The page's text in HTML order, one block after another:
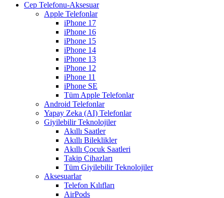
Cep Telefonu-Aksesuar
Apple Telefonlar
iPhone 17
iPhone 16
iPhone 15
iPhone 14
iPhone 13
iPhone 12
iPhone 11
iPhone SE
Tüm Apple Telefonlar
Android Telefonlar
Yapay Zeka (AI) Telefonlar
Giyilebilir Teknolojiler
Akıllı Saatler
Akıllı Bileklikler
Akıllı Çocuk Saatleri
Takip Cihazları
Tüm Giyilebilir Teknolojiler
Aksesuarlar
Telefon Kılıfları
AirPods